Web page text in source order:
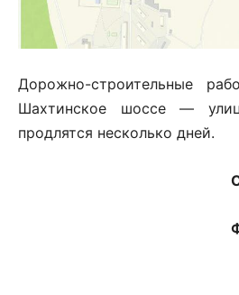
Дорожно-строительные
Шахтинское шоссе —
продлятся несколько дней.